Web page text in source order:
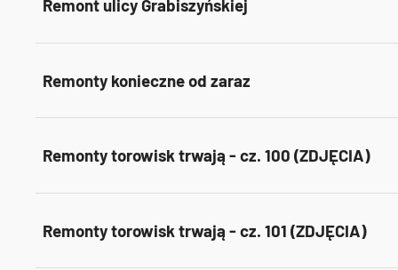
Remont ulicy Grabiszyńskiej
Remonty konieczne od zaraz
Remonty torowisk trwają - cz. 100 (ZDJĘCIA)
Remonty torowisk trwają - cz. 101 (ZDJĘCIA)